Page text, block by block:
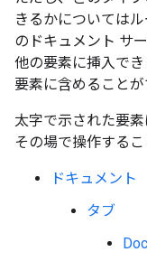
きるかについては
のドキュメント サ
他の要素に挿入で
要素に含めることが
太字で示された要素
その場で操作するこ
ドキュメント
タブ